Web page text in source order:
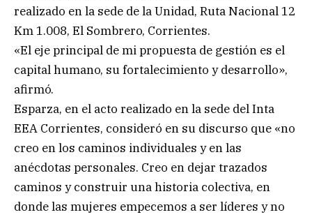
realizado en la sede de la Unidad, Ruta Nacional 12
Km 1.008, El Sombrero, Corrientes.
«El eje principal de mi propuesta de gestión es el
capital humano, su fortalecimiento y desarrollo»,
afirmó.
Esparza, en el acto realizado en la sede del Inta
EEA Corrientes, consideró en su discurso que «no
creo en los caminos individuales y en las
anécdotas personales. Creo en dejar trazados
caminos y construir una historia colectiva, en
donde las mujeres empecemos a ser líderes y no